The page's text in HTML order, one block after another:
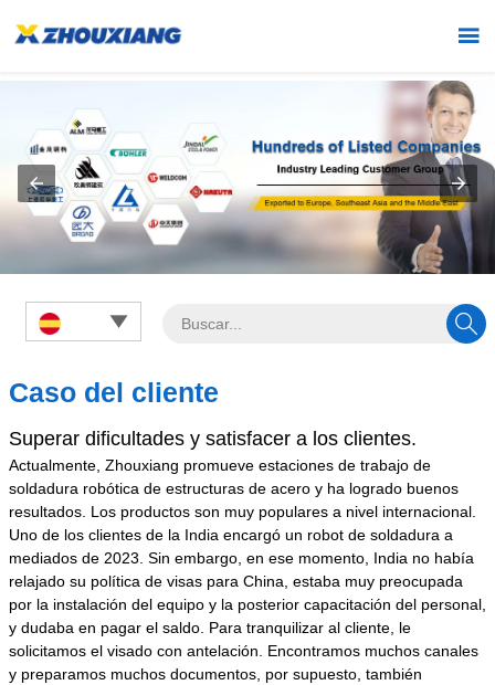

 
Caso del cliente
Superar dificultades y satisfacer a los clientes.
Actualmente, Zhouxiang promueve estaciones de trabajo de
soldadura robótica de estructuras de acero y ha logrado buenos
resultados. Los productos son muy populares a nivel internacional.
Uno de los clientes de la India encargó un robot de soldadura a
mediados de 2023. Sin embargo, en ese momento, India no había
relajado su política de visas para China, estaba muy preocupada
por la instalación del equipo y la posterior capacitación del personal,
y dudaba en pagar el saldo. Para tranquilizar al cliente, le
solicitamos el visado con antelación. Encontramos muchos canales
y preparamos muchos documentos, por supuesto, también